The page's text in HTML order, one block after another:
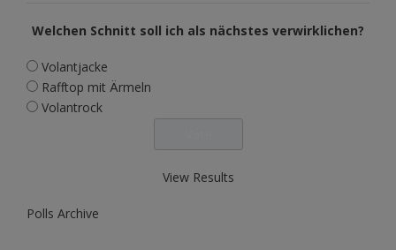
Welchen Schnitt soll ich als nächstes verwirklichen?
Volantjacke
Rafftop mit Ärmeln
Volantrock
View Results
Polls Archive